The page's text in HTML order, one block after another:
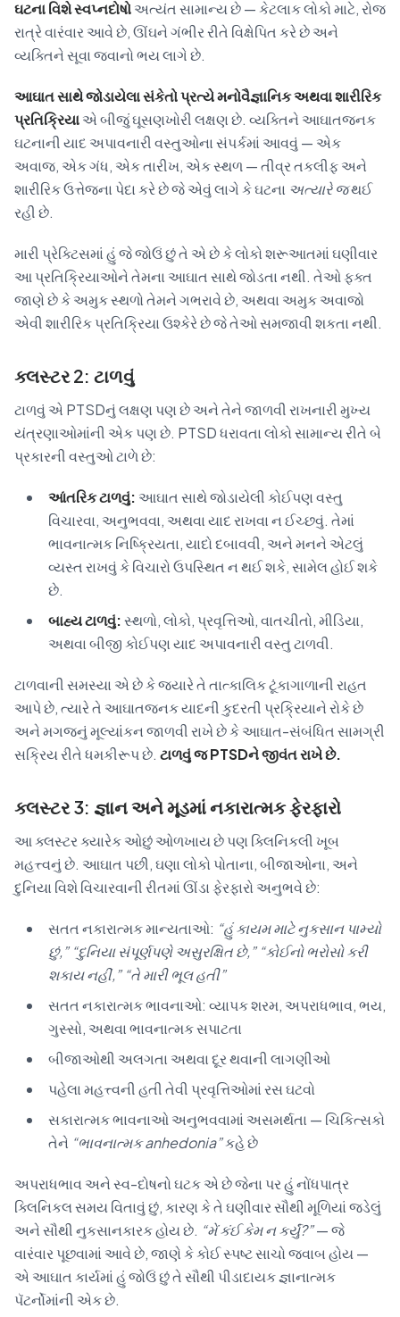
ઘટના વિશે સ્વપ્નદોષોઅત્યંત સામાન્ય છે — કેટલાક લોકો માટે, રોજ
રાત્રે વારંવાર આવે છે, ઊંઘને ગંભીર રીતે વિક્ષેપિત કરે છે અને
વ્યક્તિને સૂવા જવાનો ભય લાગે છે.
આઘાત સાથે જોડાયેલા સંકેતો પ્રત્યે મનોવૈજ્ઞાનિક અથવા શારીરિક
પ્રતિક્રિયાએ બીજું ઘૂસણખોરી લક્ષણ છે. વ્યક્તિને આઘાતજનક
ઘટનાની યાદ અપાવનારી વસ્તુઓના સંપર્કમાં આવવું — એક
અવાજ, એક ગંધ, એક તારીખ, એક સ્થળ — તીવ્ર તકલીફ અને
શારીરિક ઉત્તેજના પેદા કરે છે જે એવું લાગે કે ઘટના અત્યારે જથઈ
રહી છે.
મારી પ્રેક્ટિસમાં હું જે જોઉં છું તે એ છે કે લોકો શરૂઆતમાં ઘણીવાર
આ પ્રતિક્રિયાઓને તેમના આઘાત સાથે જોડતા નથી. તેઓ ફક્ત
જાણે છે કે અમુક સ્થળો તેમને ગભરાવે છે, અથવા અમુક અવાજો
એવી શારીરિક પ્રતિક્રિયા ઉશ્કેરે છે જે તેઓ સમજાવી શકતા નથી.
ક્લસ્ટર 2: ટાળવું
ટાળવું એ PTSDનું લક્ષણ પણ છે અને તેને જાળવી રાખનારી મુખ્ય
યંત્રણાઓમાંની એક પણ છે. PTSD ધરાવતા લોકો સામાન્ય રીતે બે
પ્રકારની વસ્તુઓ ટાળે છે:
આંતરિક ટાળવું: આઘાત સાથે જોડાયેલી કોઈપણ વસ્તુ
વિચારવા, અનુભવવા, અથવા યાદ રાખવા ન ઈચ્છવું. તેમાં
ભાવનાત્મક નિષ્ક્રિયતા, યાદો દબાવવી, અને મનને એટલું
વ્યસ્ત રાખવું કે વિચારો ઉપસ્થિત ન થઈ શકે, સામેલ હોઈ શકે
છે.
બાહ્ય ટાળવું:સ્થળો, લોકો, પ્રવૃત્તિઓ, વાતચીતો, મીડિયા,
અથવા બીજી કોઈપણ યાદ અપાવનારી વસ્તુ ટાળવી.
ટાળવાની સમસ્યા એ છે કે જ્યારે તે તાત્કાલિક ટૂંકાગાળાની રાહત
આપે છે, ત્યારે તે આઘાતજનક યાદની કુદરતી પ્રક્રિયાને રોકે છે
અને મગજનું મૂલ્યાંકન જાળવી રાખે છે કે આઘાત-સંબંધિત સામગ્રી
સક્રિય રીતે ધમકીરૂપ છે. ટાળવું જ PTSDને જીવંત રાખે છે.
ક્લસ્ટર 3: જ્ઞાન અને મૂડમાં નકારાત્મક ફેરફારો
આ ક્લસ્ટર ક્યારેક ઓછું ઓળખાય છે પણ ક્લિનિકલી ખૂબ
મહત્ત્વનું છે. આઘાત પછી, ઘણા લોકો પોતાના, બીજાઓના, અને
દુનિયા વિશે વિચારવાની રીતમાં ઊંડા ફેરફારો અનુભવે છે:
સતત નકારાત્મક માન્યતાઓ: “હું કાયમ માટે નુકસાન પામ્યો
છું,” “દુનિયા સંપૂર્ણપણે અસુરક્ષિત છે,” “કોઈનો ભરોસો કરી
શકાય નહીં,” “તે મારી ભૂલ હતી”
સતત નકારાત્મક ભાવનાઓ: વ્યાપક શરમ, અપરાધભાવ, ભય,
ગુસ્સો, અથવા ભાવનાત્મક સપાટતા
બીજાઓથી અલગતા અથવા દૂર થવાની લાગણીઓ
પહેલા મહત્ત્વની હતી તેવી પ્રવૃત્તિઓમાં રસ ઘટવો
સકારાત્મક ભાવનાઓ અનુભવવામાં અસમર્થતા — ચિકિત્સકો
તેને “ભાવનાત્મક anhedonia”કહે છે
અપરાધભાવ અને સ્વ-દોષનો ઘટક એ છે જેના પર હું નોંધપાત્ર
ક્લિનિકલ સમય વિતાવું છું, કારણ કે તે ઘણીવાર સૌથી મૂળિયાં જડેલું
અને સૌથી નુકસાનકારક હોય છે. “મેં કંઈ કેમ ન કર્યું?”— જે
વારંવાર પૂછવામાં આવે છે, જાણે કે કોઈ સ્પષ્ટ સાચો જવાબ હોય —
એ આઘાત કાર્યમાં હું જોઉં છું તે સૌથી પીડાદાયક જ્ઞાનાત્મક
પૅટર્નોમાંની એક છે.